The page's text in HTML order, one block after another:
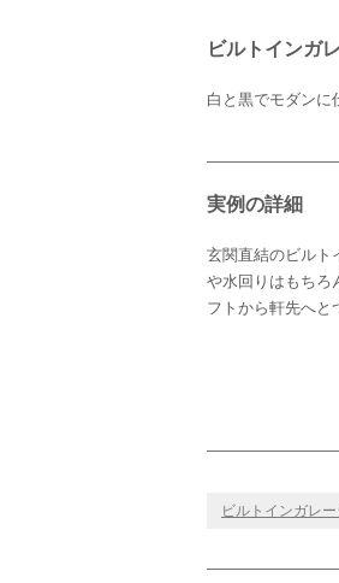
ビルトインガ
白と黒でモダンに
実例の詳細
玄関直結のビルト
や水回りはもちろ
フトから軒先へと
ビルトインガレー